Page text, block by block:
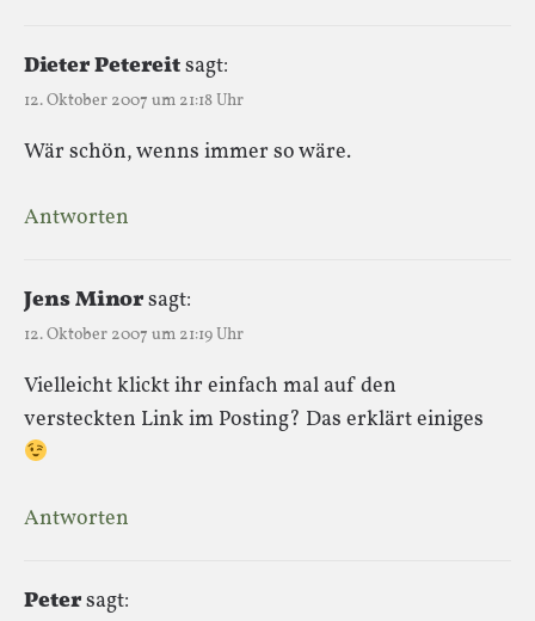
Dieter Petereitsagt:
12. Oktober 2007 um 21:18 Uhr
Wär schön, wenns immer so wäre.
Antworten
Jens Minorsagt:
12. Oktober 2007 um 21:19 Uhr
Vielleicht klickt ihr einfach mal auf den
versteckten Link im Posting? Das erklärt einiges
Antworten
Petersagt: